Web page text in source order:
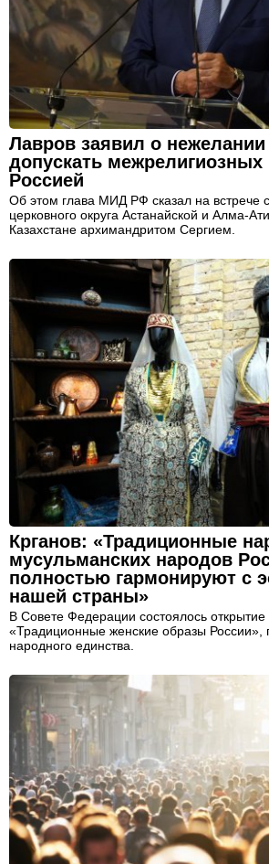
Лавров заявил о нежелании
допускать межрелигиозных
Россией
Об этом глава МИД РФ сказал на встрече
церковного округа Астанайской и Алма-
Казахстане архимандритом Сергием.
Крганов: «Традиционные
мусульманских народов
полностью гармонируют с
нашей страны»
В Совете Федерации состоялось открытие
«Традиционные женские образы России»,
народного единства.